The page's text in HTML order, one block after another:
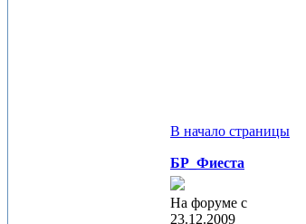
В начало страницы
БР_Фиеста
На форуме с
23.12.2009